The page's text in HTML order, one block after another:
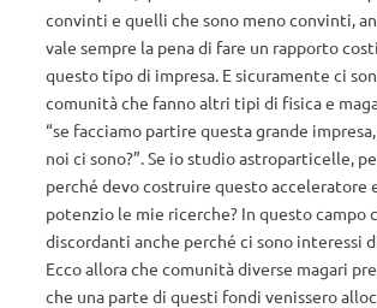
convinti e quelli che sono meno convinti,
vale sempre la pena di fare un rapporto
questo tipo di impresa. E sicuramente ci
comunità che fanno altri tipi di fisica e
“se facciamo partire questa grande
noi ci sono?”. Se io studio astroparticelle,
perché devo costruire questo acceleratore
potenzio le mie ricerche? In questo campo
discordanti anche perché ci sono interessi
Ecco allora che comunità diverse magari
che una parte di questi fondi venissero